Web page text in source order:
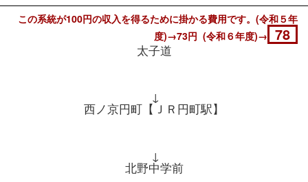
この系統が100円の収入を得るために掛かる費用です。(令和５年
度)→73円 (令和６年度)→ 78
太子道
↓
西ノ京円町【ＪＲ円町駅】
↓
北野中学前